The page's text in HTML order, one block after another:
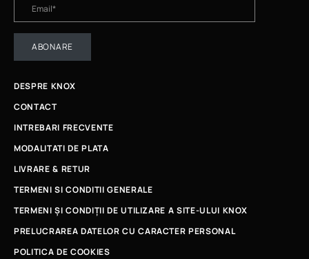
ABONARE
DESPRE KNOX
CONTACT
INTREBARI FRECVENTE
MODALITATI DE PLATA
LIVRARE & RETUR
TERMENI SI CONDITII GENERALE
TERMENI ȘI CONDIȚII DE UTILIZARE A SITE-ULUI KNOX
PRELUCRAREA DATELOR CU CARACTER PERSONAL
POLITICA DE COOKIES